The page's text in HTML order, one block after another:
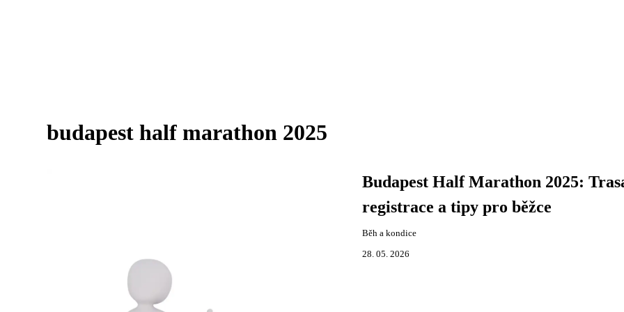
budapest half marathon 2025
Budapest Half Marathon 2025:
registrace a tipy pro běžce
Běh a kondice
28. 05. 2026